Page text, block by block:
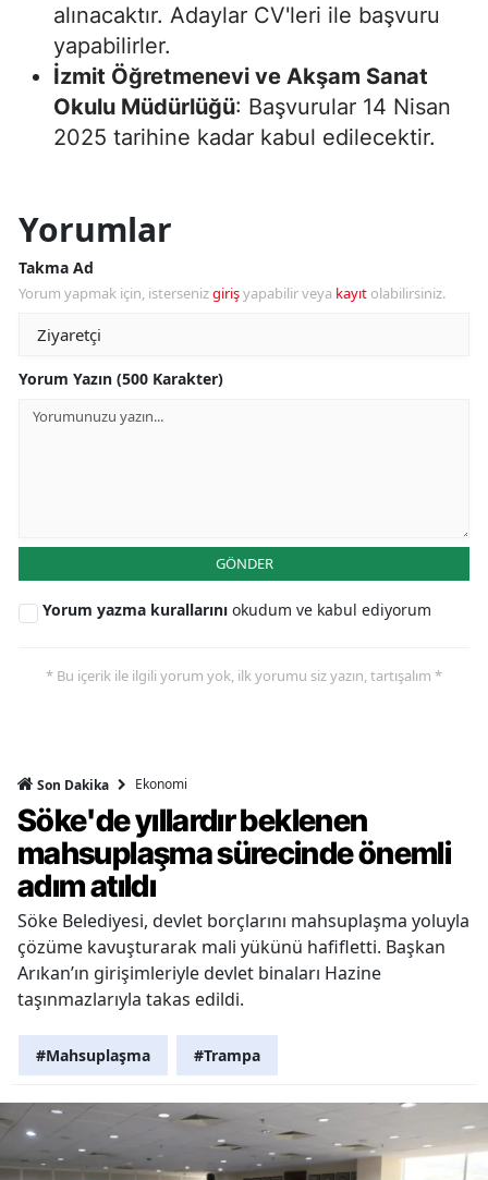
alınacaktır. Adaylar CV'leri ile başvuru
yapabilirler.
İzmit Öğretmenevi ve Akşam Sanat
Okulu Müdürlüğü: Başvurular 14 Nisan
2025 tarihine kadar kabul edilecektir.
Yorumlar
Takma Ad
Yorum yapmak için, istersenizgirişyapabilir veya kayıt olabilirsiniz.
Yorum Yazın (500 Karakter)
GÖNDER
Yorum yazma kurallarını okudum ve kabul ediyorum
* Bu içerik ile ilgili yorum yok, ilk yorumu siz yazın, tartışalım *
Son Dakika Ekonomi
Söke'de yıllardır beklenen
mahsuplaşma sürecinde önemli
adım atıldı
Söke Belediyesi, devlet borçlarını mahsuplaşma yoluyla
çözüme kavuşturarak mali yükünü hafifletti. Başkan
Arıkan’ın girişimleriyle devlet binaları Hazine
taşınmazlarıyla takas edildi.
#Mahsuplaşma #Trampa